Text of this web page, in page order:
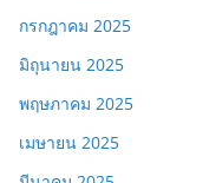
กรกฎาคม 2025
มิถุนายน 2025
พฤษภาคม 2025
เมษายน 2025